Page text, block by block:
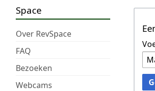
Space
Over RevSpace
FAQ
Bezoeken
Webcams